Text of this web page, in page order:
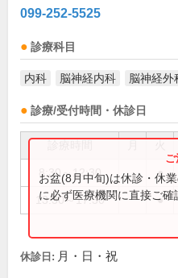
099-252-5525
診療科目
内科 脳神経内科 脳神経外
診療/受付時間・休診日
8:30～12:30 ●
13:30～17:30 ●
お盆(8月中旬)は休診・休
に必ず医療機関に直接ご確
休診日: 月・日・祝